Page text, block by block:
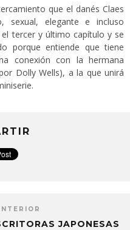
que el danés Claes
sexual, elegante e incluso
tercer y último capítulo y se
porque entiende que tiene
conexión con la hermana
Dolly Wells), a la que unirá
JAPONESAS